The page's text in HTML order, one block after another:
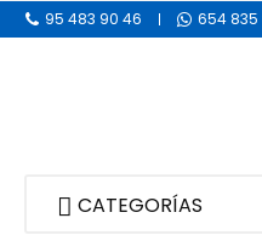
95 483 90 46 654 835
CATEGORÍAS